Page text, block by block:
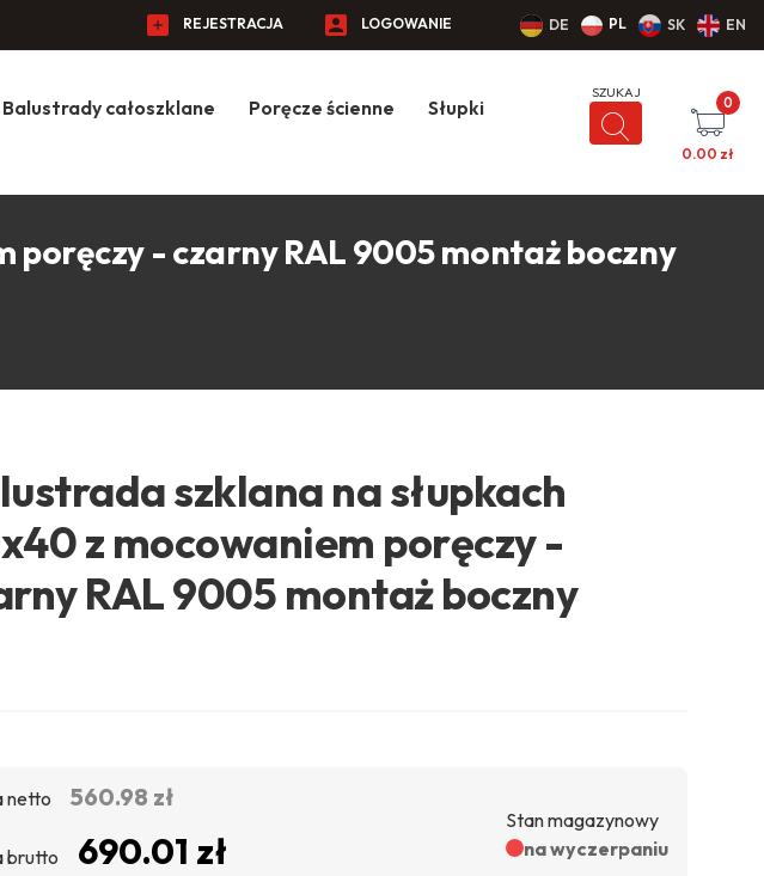
REJESTRACJA LOGOWANIE DE PL SK EN
Balustrady całoszklane Poręcze ścienne
Słupki
0
0.00 zł
- czarny RAL 9005 montaż boczny
szklana na słupkach
z mocowaniem poręczy -
RAL 9005 montaż boczny
netto 560.98 zł
brutto 690.01 zł
Stan magazynowy
na wyczerpaniu